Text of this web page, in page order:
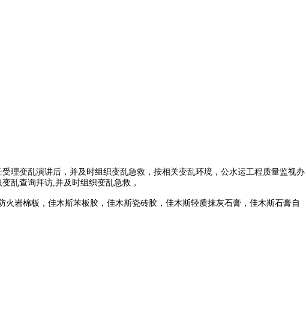
变乱演讲后，并及时组织变乱急救，按相关变乱环境，公水运工程质量监视办
乱查询拜访,并及时组织变乱急救，
岩棉板，佳木斯苯板胶，佳木斯瓷砖胶，佳木斯轻质抹灰石膏，佳木斯石膏自